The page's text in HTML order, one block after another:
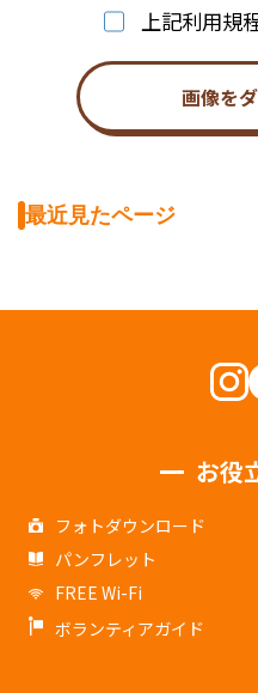
上記利用規
画像を
最近見たページ
お役
フォトダウンロード
パンフレット
FREE Wi-Fi
ボランティアガイド